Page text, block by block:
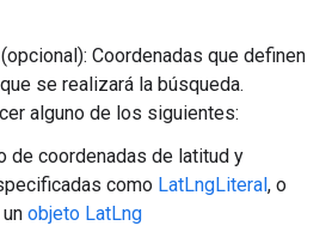
(opcional): Coordenadas que definen
se realizará la búsqueda.
alguno de los siguientes:
de coordenadas de latitud y
como LatLngLiteral, o
objeto LatLng